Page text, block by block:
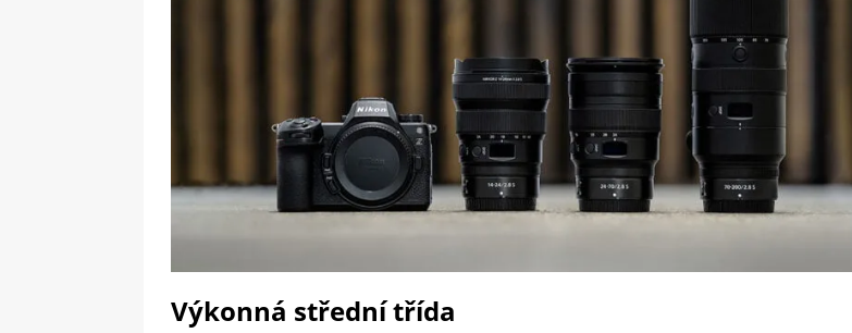
Výkonná střední třída